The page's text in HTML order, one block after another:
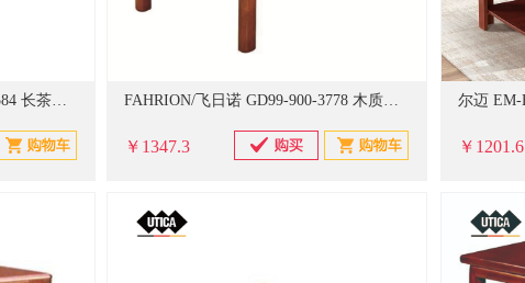
FAHRION/飞日诺 GD99-900-3584 长茶几 1200×600×450mm (单位：个) FAHRION/飞日诺 GD99-900-3778 木质茶几 宽×深×高480×680×550mm (单位：个)
￥1347.3 ￥1201.6